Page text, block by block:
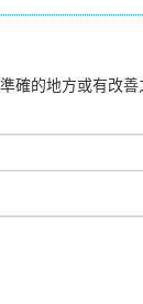
確的地方或有改善